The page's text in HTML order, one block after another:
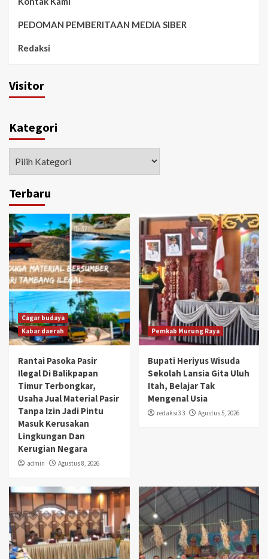
PEDOMAN PEMBERITAAN MEDIA SIBER
Redaksi
Visitor
Kategori
Terbaru
Cagar budaya
Kabar daerah
Rantai Pasoka Pasir
Ilegal Di Balikpapan
Timur Terbongkar,
Usaha Jual Material Pasir
Tanpa Izin Jadi Pintu
Masuk Kerusakan
Lingkungan Dan
Kerugian Negara
admin Agustus 8, 2026
Pemkab Murung Raya
Bupati Heriyus Wisuda
Sekolah Lansia Gita Uluh
Itah, Belajar Tak
Mengenal Usia
redaksi3 3 Agustus 5, 2026